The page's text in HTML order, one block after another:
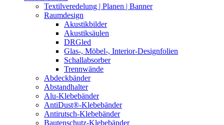
Textilveredelung | Planen | Banner
Raumdesign
Akustikbilder
Akustiksäulen
DRGled
Glas-, Möbel-, Interior-Designfolien
Schallabsorber
Trennwände
Abdeckbänder
Abstandhalter
Alu-Klebebänder
AntiDust®-Klebebänder
Antirutsch-Klebebänder
Bautenschutz-Klebebänder